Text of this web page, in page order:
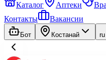
Каталог
Аптеки
Контакты
Вакансии
Бот Костанай ru